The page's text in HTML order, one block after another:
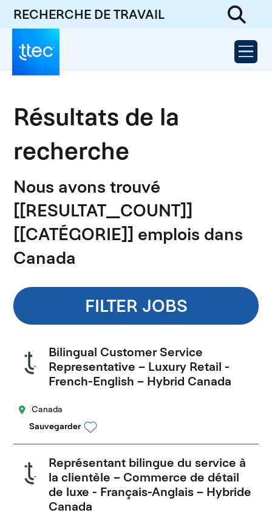
RECHERCHE DE TRAVAIL
Résultats de la
recherche
Nous avons trouvé
[[RESULTAT_COUNT]]
[[CATÉGORIE]] emplois dans
Canada
FILTER JOBS
Bilingual Customer Service
Representative – Luxury Retail -
French-English – Hybrid Canada
Canada
Sauvegarder
Représentant bilingue du service à
la clientèle – Commerce de détail
de luxe - Français-Anglais – Hybride
Canada